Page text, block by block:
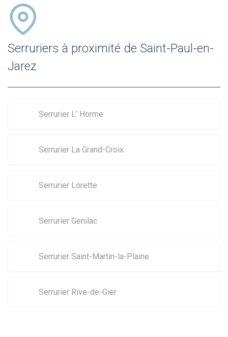
Serruriers à proximité de Saint-Paul-en-
Jarez
Serrurier L’ Horme
Serrurier La Grand-Croix
Serrurier Lorette
Serrurier Genilac
Serrurier Saint-Martin-la-Plaine
Serrurier Rive-de-Gier